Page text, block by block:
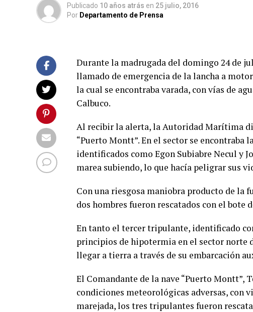
Publicado 10 años atrás en 25 julio, 2016
Por Departamento de Prensa
Durante la madrugada del domingo 24 de
llamado de emergencia de la lancha a
la cual se encontraba varada, con vías de
Calbuco.
Al recibir la alerta, la Autoridad Marítima
“Puerto Montt”. En el sector se encontraba
identificados como Egon Subiabre Necul y
marea subiendo, lo que hacía peligrar sus
Con una riesgosa maniobra producto de la
dos hombres fueron rescatados con el bote
En tanto el tercer tripulante, identificado
principios de hipotermia en el sector norte
llegar a tierra a través de su embarcación
El Comandante de la nave “Puerto Montt”,
condiciones meteorológicas adversas, con
marejada, los tres tripulantes fueron